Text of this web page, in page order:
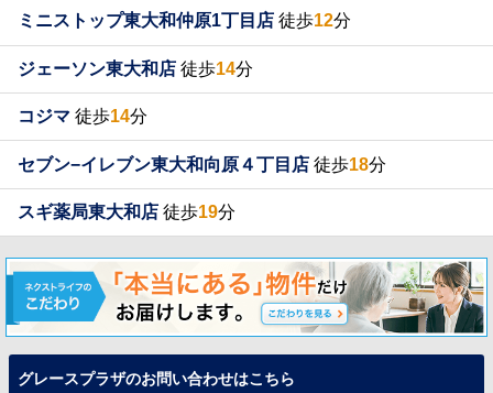
ミニストップ東大和仲原1丁目店 徒歩12分
ジェーソン東大和店 徒歩14分
コジマ 徒歩14分
セブン−イレブン東大和向原４丁目店 徒歩18分
スギ薬局東大和店 徒歩19分
グレースプラザのお問い合わせはこちら